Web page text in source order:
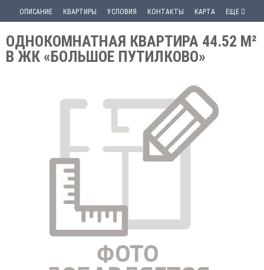
ОПИСАНИЕ КВАРТИРЫ УСЛОВИЯ КОНТАКТЫ КАРТА ЕЩЕ
ОДНОКОМНАТНАЯ КВАРТИРА 44.52 М²
В ЖК «БОЛЬШОЕ ПУТИЛКОВО»